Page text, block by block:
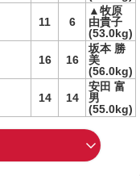
11 6
▲牧原
由貴子
(53.0kg)
16 16
坂本 勝
美
(56.0kg)
14 14
安田 富
男
(55.0kg)